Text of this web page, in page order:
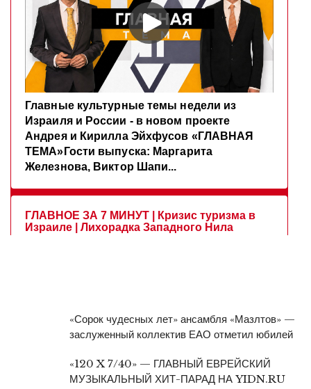
«Сорок чудесных лет» ансамбля «Мазлтов» —
заслуженный коллектив ЕАО отметил юбилей
«120 X 7/40» — ГЛАВНЫЙ ЕВРЕЙСКИЙ
МУЗЫКАЛЬНЫЙ ХИТ-ПАРАД НА YIDN.RU